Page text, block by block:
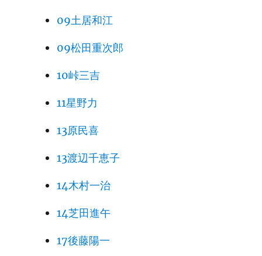
09土居和江
09松田重次郎
10峠三吉
11星野力
13原民喜
13渡辺千恵子
14木村一治
14芝田進午
17後藤陽一